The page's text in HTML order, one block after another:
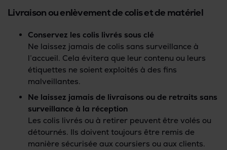
Livraison ou enlèvement de colis et de matériel
Conservez les colis livrés sous clé
Ne laissez jamais de colis sans surveillance à
l’accueil. Cela évitera que leur contenu ou leurs
étiquettes ne soient exploités à des fins
malveillantes.
Ne laissez jamais de livraisons ou de retraits sans
surveillance à la réception
Les colis livrés ou à retirer peuvent être volés ou
détournés. Ils doivent toujours être remis de
manière sécurisée aux coursiers ou aux clients.